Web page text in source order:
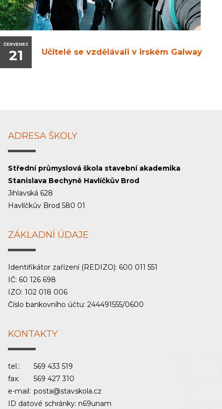
ČERVENEC
21 Učitelé se vzdělávali v irském Galway
ADRESA ŠKOLY
Střední průmyslová škola stavební akademika
Stanislava Bechyně Havlíčkův Brod
Jihlavská 628
Havlíčkův Brod 580 01
ZÁKLADNÍ ÚDAJE
Identifikátor zařízení (REDIZO): 600 011 551
IČ: 60 126 698
IZO: 102 018 006
Číslo bankovního účtu: 244491555/0600
KONTAKTY
tel.:
569 433 519
fax:
569 427 310
e-mail: posta@stavskola.cz
ID datové schránky: n69unam